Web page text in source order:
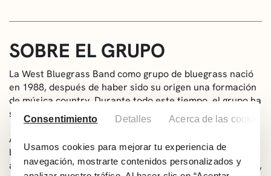
Consentimiento Detalles Acerca de las cookies
Usamos cookies para mejorar tu experiencia de
navegación, mostrarte contenidos personalizados y
SOBRE EL GRUPO
La West Bluegrass Band como grupo de bluegrass nació
en 1988, después de haber sido su origen una formación
de música country. Durante todo este tiempo, el grupo ha
sufrido diversos cambios en su formación.
A través de los años, su música ha evolucionado desde el
bluegrass tradicional hasta el actual, pasando por
adaptaciones propias de temas irlandeses, de rock & roll,